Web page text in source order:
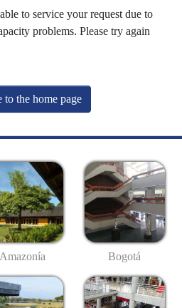
to service your request due to
problems. Please try again
to the home page
Amazonía Bogotá